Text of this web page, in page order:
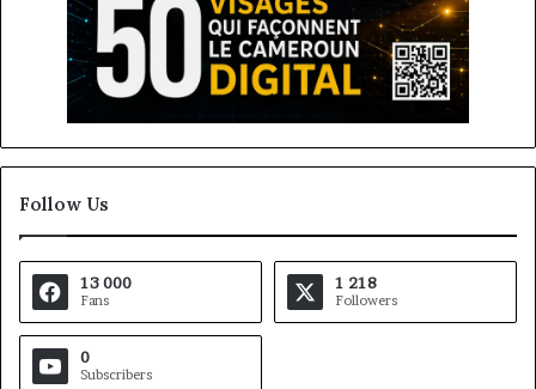
Follow Us
13 000
Fans
1 218
Followers
0
Subscribers